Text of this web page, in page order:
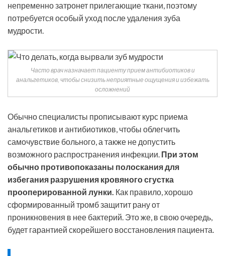
непременно затронет прилегающие ткани, поэтому
потребуется особый уход после удаления зуба
мудрости.
Часто врач назначает пациенту прием антибиотиков и
анальгетиков, чтобы снизить неприятные ощущения и избежать
осложнений
Обычно специалисты прописывают курс приема
анальгетиков и антибиотиков, чтобы облегчить
самочувствие больного, а также не допустить
возможного распространения инфекции. При этом
обычно противопоказаны полоскания для
избегания разрушения кровяного сгустка
прооперированной лунки. Как правило, хорошо
сформированный тромб защитит рану от
проникновения в нее бактерий. Это же, в свою очередь,
будет гарантией скорейшего восстановления пациента.